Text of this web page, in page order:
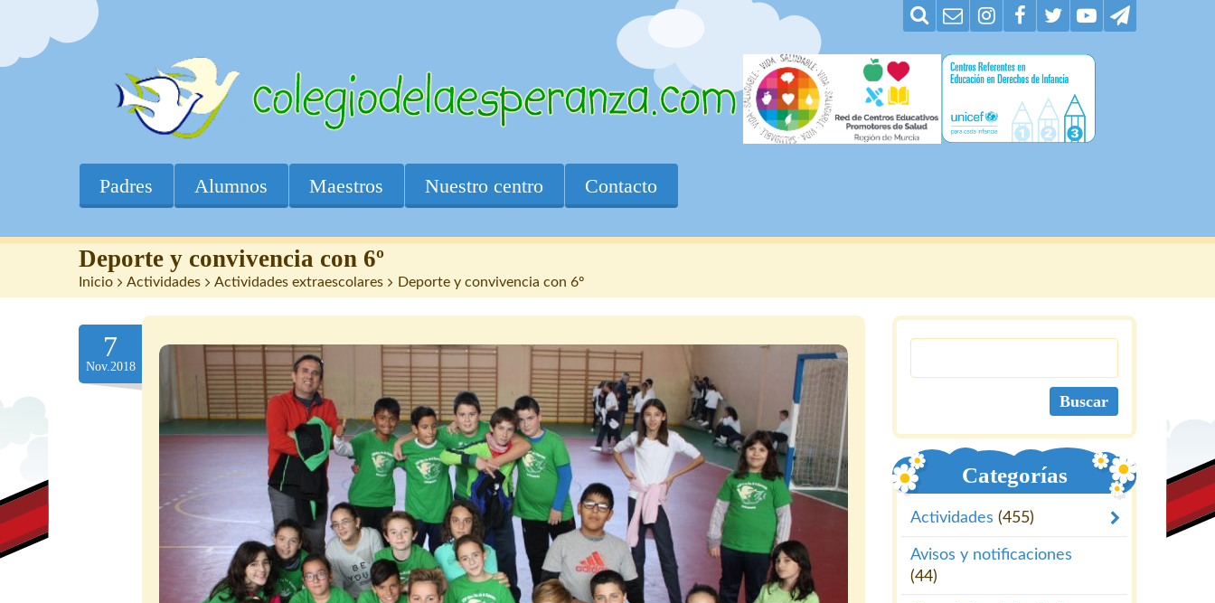
Padres Alumnos Maestros Nuestro centro Contacto
Deporte y convivencia con 6º
Inicio > Actividades > Actividades extraescolares > Deporte y convivencia con 6º
7
Nov.2018
Categorías
Actividades (455)
Avisos y notificaciones
(44)